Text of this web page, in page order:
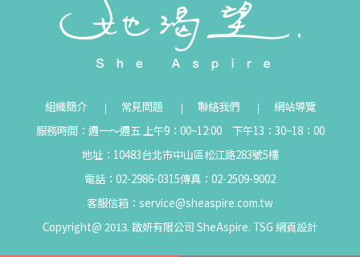
組織簡介 常見問題 聯絡我們
網站導覽
服務時間：週一～週五 上午9：00~12:00 下午13：30~18：00
地址：10483台北市中山區松江路283號5樓
電話：02-2986-0315傳真：02-2509-9002
客服信箱： service@sheaspire.com.tw
Copyright@ 2013. 啟妍有限公司 SheAspire. TSG 網頁設計